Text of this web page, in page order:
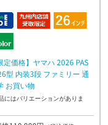
定価格】ヤマハ 2026 PAS
型 内装3段 ファミリー 通
お買い物
にはバリエーションがありま